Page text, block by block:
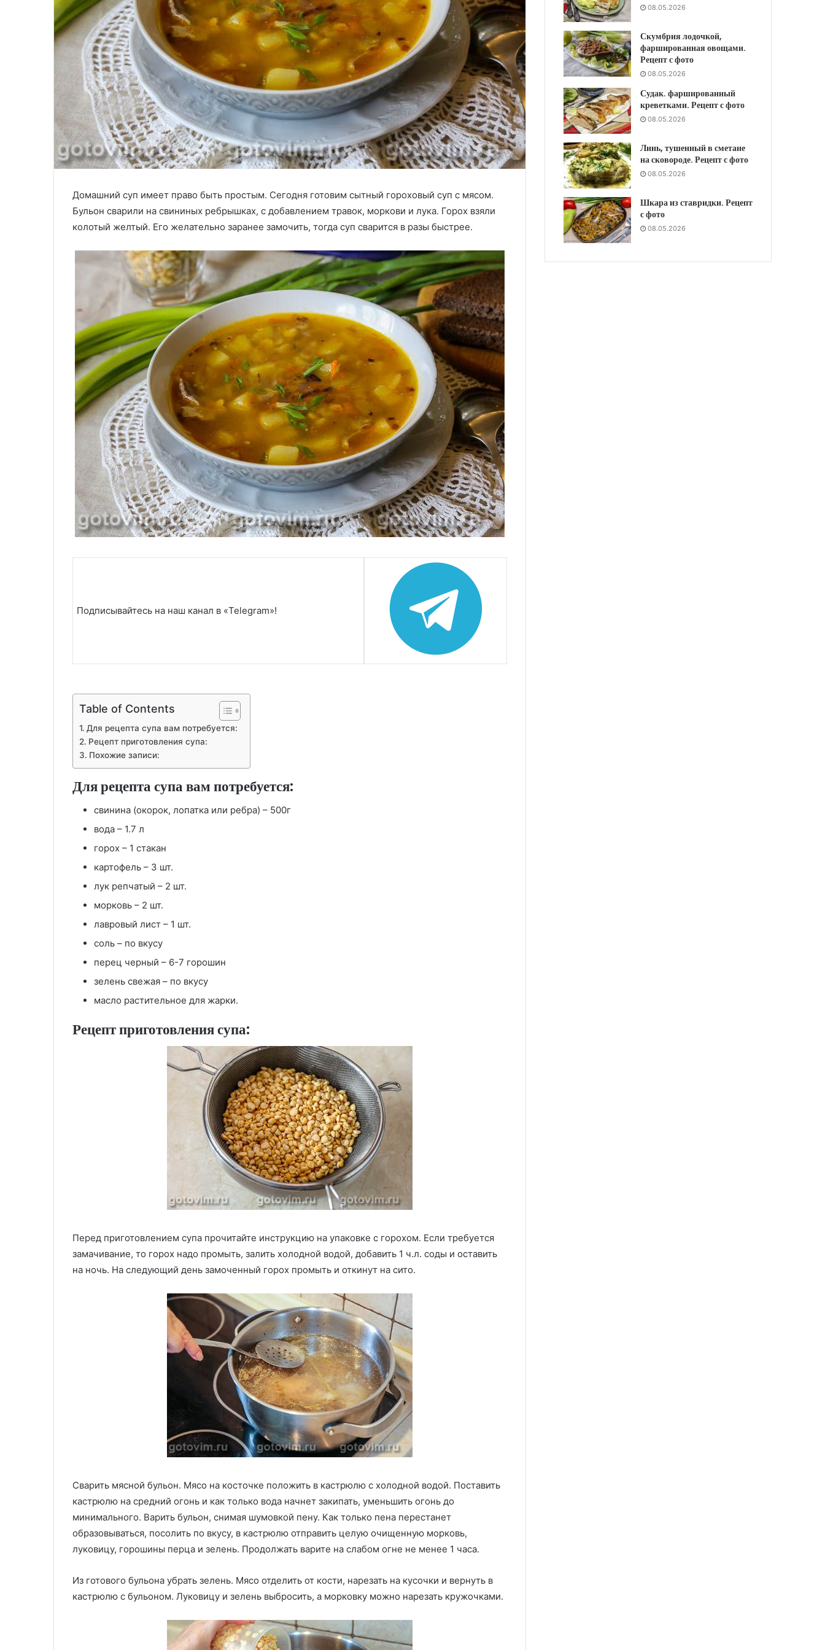
Домашний суп имеет право быть простым. Сегодня готовим сытный гороховый суп с мясом.
Бульон сварили на свининых ребрышках, с добавлением травок, моркови и лука. Горох взяли
колотый желтый. Его желательно заранее замочить, тогда суп сварится в разы быстрее.
Подписывайтесь на наш канал в «Telegram»!
Table of Contents
Для рецепта супа вам потребуется:
Рецепт приготовления супа:
Похожие записи:
Для рецепта супа вам потребуется:
свинина (окорок, лопатка или ребра) – 500г
вода – 1.7 л
горох – 1 стакан
картофель – 3 шт.
лук репчатый – 2 шт.
морковь – 2 шт.
лавровый лист – 1 шт.
соль – по вкусу
перец черный – 6-7 горошин
зелень свежая – по вкусу
масло растительное для жарки.
Рецепт приготовления супа:
Перед приготовлением супа прочитайте инструкцию на упаковке с горохом. Если требуется
замачивание, то горох надо промыть, залить холодной водой, добавить 1 ч.л. соды и оставить
на ночь. На следующий день замоченный горох промыть и откинут на сито.
Сварить мясной бульон. Мясо на косточке положить в кастрюлю с холодной водой. Поставить
кастрюлю на средний огонь и как только вода начнет закипать, уменьшить огонь до
минимального. Варить бульон, снимая шумовкой пену. Как только пена перестанет
образовываться, посолить по вкусу, в кастрюлю отправить целую очищенную морковь,
луковицу, горошины перца и зелень. Продолжать варите на слабом огне не менее 1 часа.
Из готового бульона убрать зелень. Мясо отделить от кости, нарезать на кусочки и вернуть в
кастрюлю с бульоном. Луковицу и зелень выбросить, а морковку можно нарезать кружочками.
08.05.2026
Скумбрия лодочкой,
фаршированная овощами.
Рецепт с фото
08.05.2026
Судак. фаршированный
креветками. Рецепт с фото
08.05.2026
Линь, тушенный в сметане
на сковороде. Рецепт с фото
08.05.2026
Шкара из ставридки. Рецепт
с фото
08.05.2026